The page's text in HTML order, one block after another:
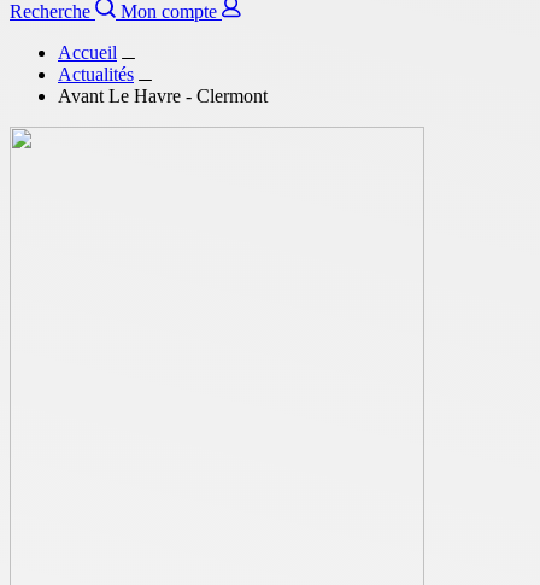
Recherche
Mon compte
Accueil
Actualités
Avant Le Havre - Clermont